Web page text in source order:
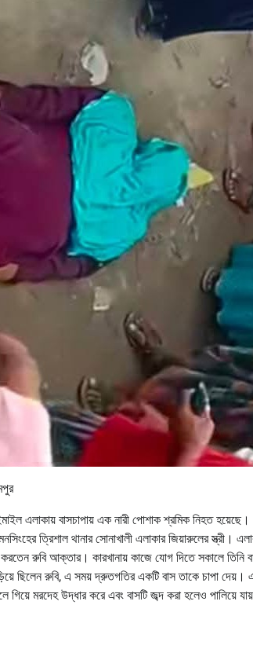
এলাকায় বাসচাপায় এক নারী পোশাক শ্রমিক নিহত
ত্রিশাল থানার সোনাখালী এলাকার জিয়ারুলের স্ত্রী।
করতেন রুবি আক্তার। কারখানায় কাজে যোগ দিতে সকালে তিনি
ছিলেন রুবি, এ সময় দ্রুতগতির একটি বাস তাকে চাপা
গিয়ে মরদেহ উদ্ধার করে এবং বাসটি জব্দ করা হলেও